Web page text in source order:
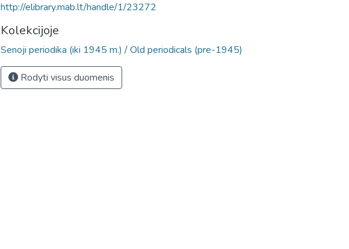
http://elibrary.mab.lt/handle/1/23272
Kolekcijoje
Senoji periodika (iki 1945 m.) / Old periodicals (pre-1945)
Rodyti visus duomenis